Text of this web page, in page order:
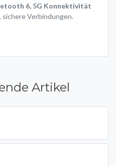
6, 5G Konnektivität
Verbindungen.
Artikel